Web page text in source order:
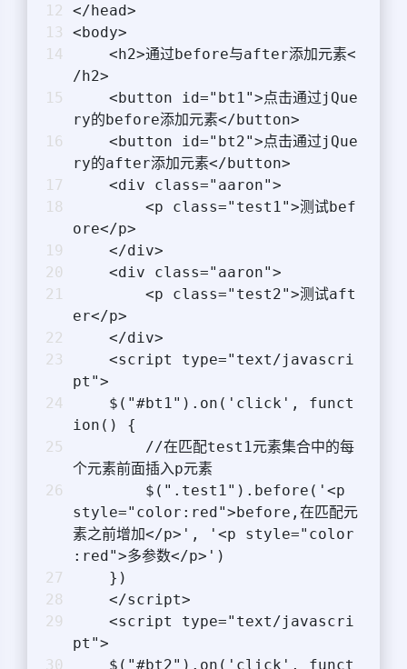
</head>
<body>
/h2>
ry的before添加元素</button>
ry的after添加元素</button>
    <div class="aaron">
ore</p>
    </div>
    <div class="aaron">
er</p>
    </div>
pt">
ion() {
个元素前面插入p元素
style="color:red">before,在匹配元
素之前增加</p>', '<p style="color
:red">多参数</p>')
    })
    </script>
pt">